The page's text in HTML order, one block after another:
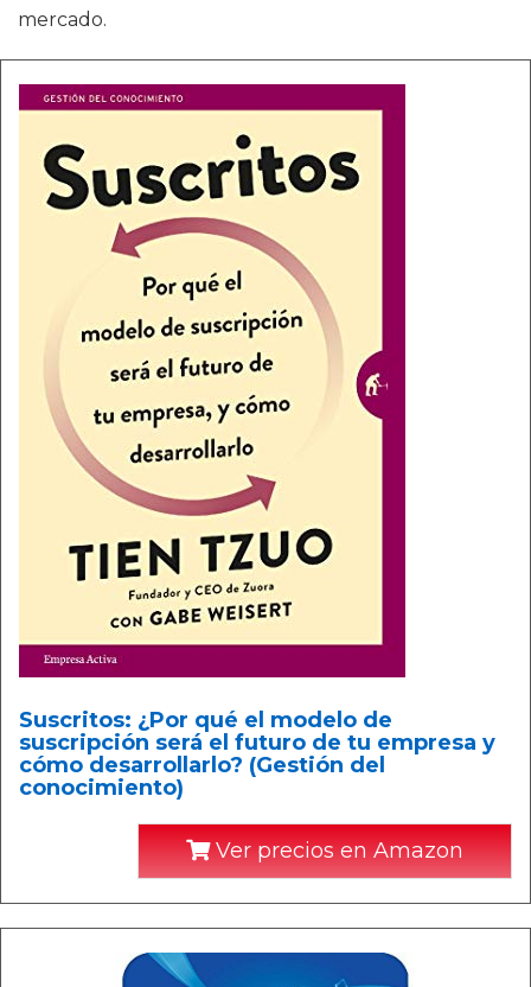
mercado.
Suscritos: ¿Por qué el modelo de
suscripción será el futuro de tu empresa y
cómo desarrollarlo? (Gestión del
conocimiento)
Ver precios en Amazon